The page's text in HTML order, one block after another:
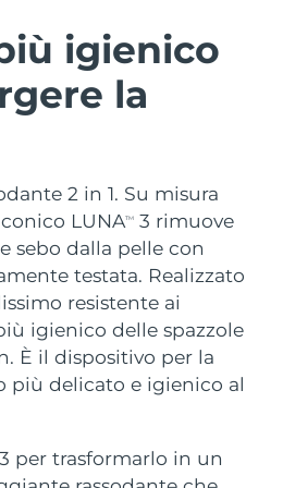
igienico
la
2 in 1. Su misura
LUNATM
3 rimuove
sebo dalla pelle con
testata. Realizzato
resistente ai
igienico delle spazzole
È il dispositivo per la
più delicato e igienico al
3 per trasformarlo in un
massage
4 Plus
heating
4 Men
toning
2 go
toning on-the-go
2 eyes & lips
pacchetto
hydration
LED
Igiene orale
sonic toothbrush
AGE FAQ™
Trattamenti LED
NEW
Consegna stimata
Consegna stimata
Consegna stimata 16/8/26
Consegna stimata13/8/26
Consegna stimata
Consegna stimata 10/8/26
Consegna stimata 14/8/26